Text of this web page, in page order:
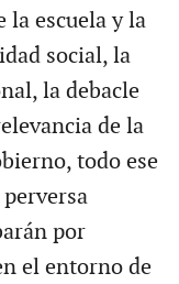
la escuela y la
social, la
la debacle
de la
todo ese
por
el entorno de